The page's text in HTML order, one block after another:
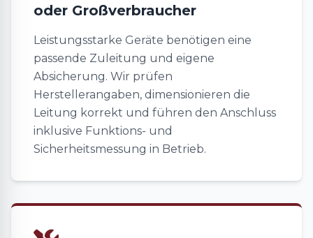
oder Großverbraucher
Leistungsstarke Geräte benötigen eine
passende Zuleitung und eigene
Absicherung. Wir prüfen
Herstellerangaben, dimensionieren die
Leitung korrekt und führen den Anschluss
inklusive Funktions- und
Sicherheitsmessung in Betrieb.